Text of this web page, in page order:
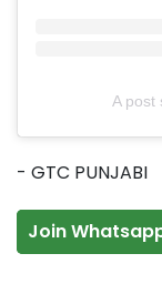
A post
- GTC PUNJABI
Join